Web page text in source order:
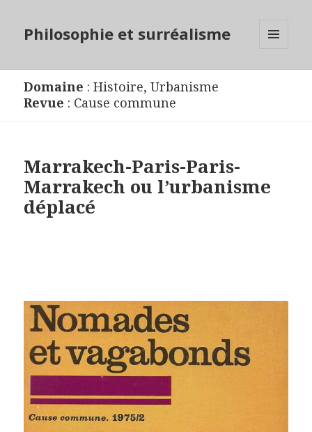
Philosophie et surréalisme
Domaine :Histoire,Urbanisme
Revue : Cause commune
Marrakech-Paris-Paris-
Marrakech ou l’urbanisme
déplacé